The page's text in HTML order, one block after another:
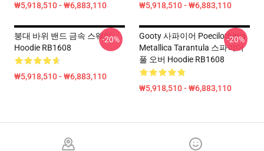
₩5,918,510 - ₩6,883,110 ₩5,918,510 - ₩6,883,110
붕대 바위 밴드 금속 스웨터
Hoodie RB1608
₩5,918,510 - ₩6,883,110
-20%
Gooty 사파이어 Poecilotheria
Metallica Tarantula 스파이더
풀 오버 Hoodie RB1608
₩5,918,510 - ₩6,883,110
-20%